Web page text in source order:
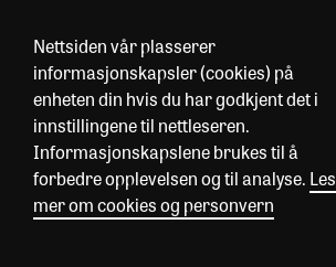
Nettsiden vår plasserer
informasjonskapsler (cookies) på
enheten din hvis du har godkjent det i
innstillingene til nettleseren.
Informasjonskapslene brukes til å
forbedre opplevelsen og til analyse. Les
mer om cookies og personvern